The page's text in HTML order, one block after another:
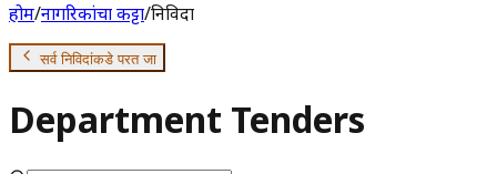
होम/नागरिकांचा कट्टा/निविदा
सर्व निविदांकडे परत जा
Department Tenders